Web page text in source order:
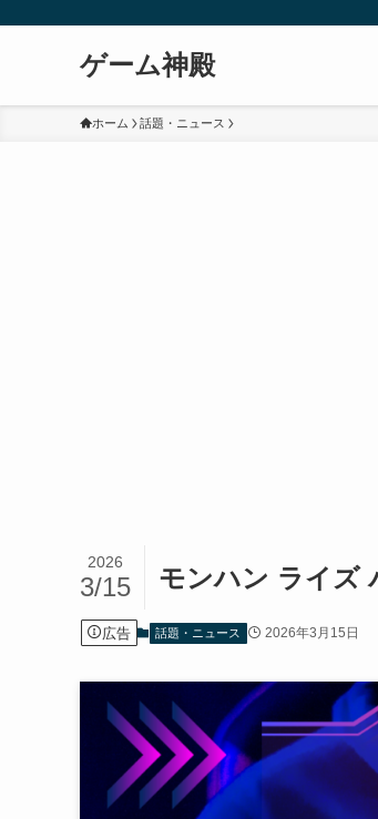
ゲーム神殿
ホーム 話題・ニュース
モンハン ライズ
2026
3/15
広告 話題・ニュース 2026年3月15日